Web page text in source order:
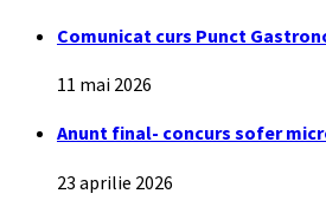
Comunicat curs Punct
11 mai 2026
Anunt final- concurs sofer
23 aprilie 2026